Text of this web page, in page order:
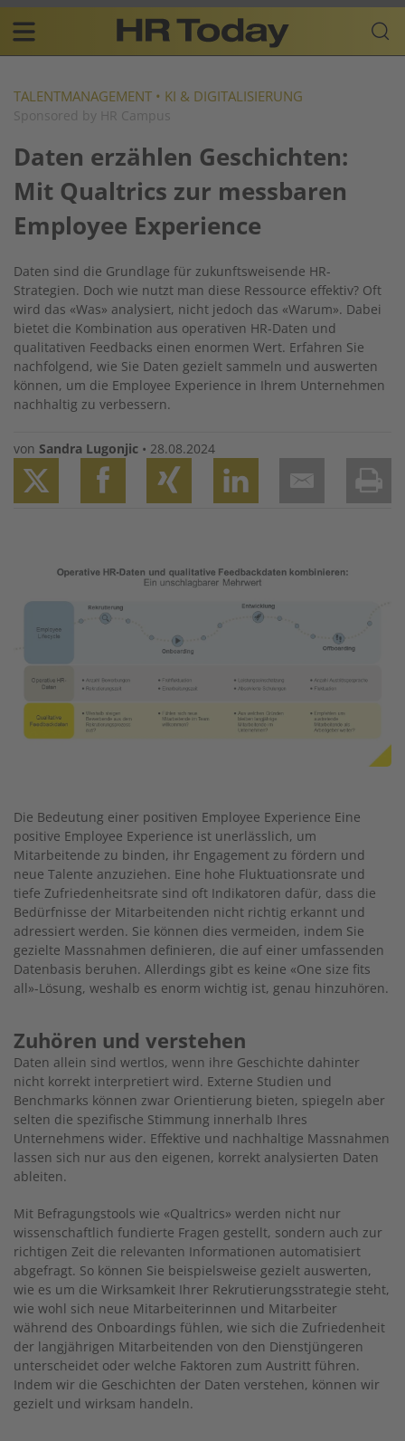
Skip
content
Plattform
für
Resources
navigation
DE
TALENTMANAGEMENT • KI & DIGITALISIERUNG
Sponsored by HR Campus
Daten erzählen Geschichten:
Mit Qualtrics zur messbaren
Employee Experience
Daten sind die Grundlage für zukunftsweisende HR-
Strategien. Doch wie nutzt man diese Ressource effektiv? Oft
wird das «Was» analysiert, nicht jedoch das «Warum». Dabei
bietet die Kombination aus operativen HR-Daten und
qualitativen Feedbacks einen enormen Wert. Erfahren Sie
nachfolgend, wie Sie Daten gezielt sammeln und auswerten
können, um die Employee Experience in Ihrem Unternehmen
nachhaltig zu verbessern.
von Sandra Lugonjic • 28.08.2024
Die Bedeutung einer positiven Employee Experience Eine
positive Employee Experience ist unerlässlich, um
Mitarbeitende zu binden, ihr Engagement zu fördern und
neue Talente anzuziehen. Eine hohe Fluktuationsrate und
tiefe Zufriedenheitsrate sind oft Indikatoren dafür, dass die
Bedürfnisse der Mitarbeitenden nicht richtig erkannt und
adressiert werden. Sie können dies vermeiden, indem Sie
gezielte Massnahmen definieren, die auf einer umfassenden
Datenbasis beruhen. Allerdings gibt es keine «One size fits
all»-Lösung, weshalb es enorm wichtig ist, genau hinzuhören.
Zuhören und verstehen
Daten allein sind wertlos, wenn ihre Geschichte dahinter
nicht korrekt interpretiert wird. Externe Studien und
Benchmarks können zwar Orientierung bieten, spiegeln aber
selten die spezifische Stimmung innerhalb Ihres
Unternehmens wider. Effektive und nachhaltige Massnahmen
lassen sich nur aus den eigenen, korrekt analysierten Daten
ableiten.
Mit Befragungstools wie «Qualtrics» werden nicht nur
wissenschaftlich fundierte Fragen gestellt, sondern auch zur
richtigen Zeit die relevanten Informationen automatisiert
abgefragt. So können Sie beispielsweise gezielt auswerten,
wie es um die Wirksamkeit Ihrer Rekrutierungsstrategie steht,
wie wohl sich neue Mitarbeiterinnen und Mitarbeiter
während des Onboardings fühlen, wie sich die Zufriedenheit
der langjährigen Mitarbeitenden von den Dienstjüngeren
unterscheidet oder welche Faktoren zum Austritt führen.
Indem wir die Geschichten der Daten verstehen, können wir
gezielt und wirksam handeln.